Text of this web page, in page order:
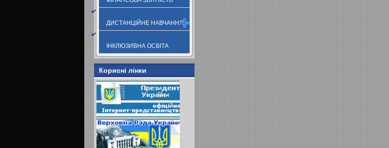
ДИСТАНЦІЙНЕ НАВЧАННЯ
ІНКЛЮЗИВНА ОСВІТА
Корисні лінки